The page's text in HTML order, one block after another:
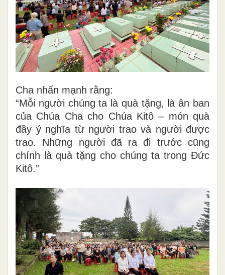
Cha nhấn mạnh rằng:
“Mỗi người chúng ta là quà tặng, là ân ban
của Chúa Cha cho Chúa Kitô – món quà
đầy ý nghĩa từ người trao và người được
trao. Những người đã ra đi trước cũng
chính là quà tặng cho chúng ta trong Đức
Kitô.”